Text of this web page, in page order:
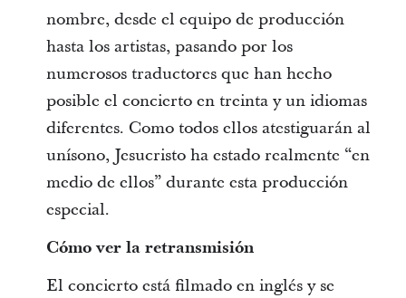
nombre, desde el equipo de producción
hasta los artistas, pasando por los
numerosos traductores que han hecho
posible el concierto en treinta y un idiomas
diferentes. Como todos ellos atestiguarán al
unísono, Jesucristo ha estado realmente “en
medio de ellos” durante esta producción
especial.
Cómo ver la retransmisión
El concierto está filmado en inglés y se